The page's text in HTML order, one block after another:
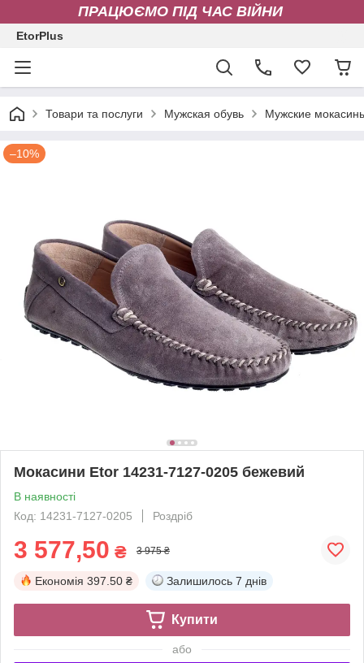
ПРАЦЮЄМО ПІД ЧАС ВІЙНИ
EtorPlus
Товари та послуги Мужская обувь Мужские
–10%
Мокасини Etor 14231-7127-0205 бежевий
В наявності
Код: 14231-7127-0205
Роздріб
3 577,50 ₴ 3 975 ₴
Економія 397.50 ₴ Залишилось 7 днів
Купити
або